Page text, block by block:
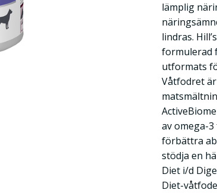
lämplig
lindras.
formulerad
utformats
Våtfodret
av omega-
förbättra
stödja en
Diet i/d
Diet-